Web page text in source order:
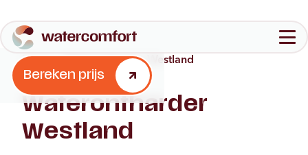
Configureer jouw waterontharder
Aantal personen in jouw huishouden
1-3 4-6 7+
Waterontharders
Quooker
Bereken prijs
Home-Waterontharder Westland
Waterontharder
Westland